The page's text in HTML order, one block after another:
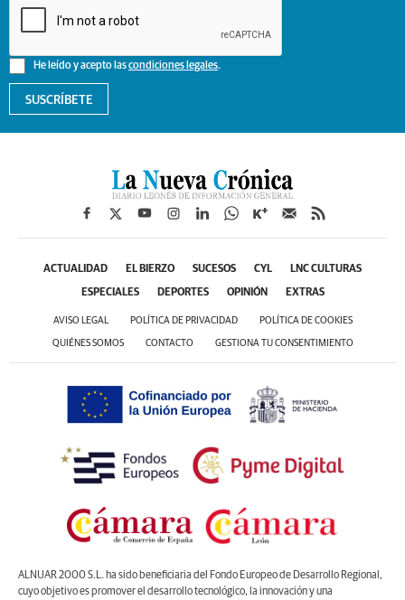
He leído y acepto lascondiciones legales.
SUSCRÍBETE
ACTUALIDAD EL BIERZO SUCESOS CYL LNC CULTURAS
ESPECIALES DEPORTES OPINIÓN EXTRAS
AVISO LEGAL POLÍTICA DE PRIVACIDAD POLÍTICA DE COOKIES
QUIÉNES SOMOS CONTACTO GESTIONA TU CONSENTIMIENTO
ALNUAR 2000 S.L. ha sido beneficiaria del Fondo Europeo de Desarrollo Regional,
cuyo objetivo es promover el desarrollo tecnológico, la innovación y una